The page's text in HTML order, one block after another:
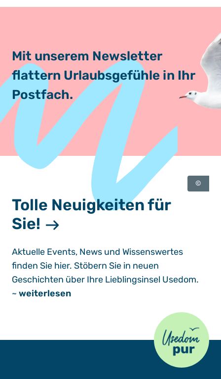
Mit unserem Newsletter
flattern Urlaubsgefühle in Ihr
Postfach.
©
Tolle Neuigkeiten für
Sie!
Aktuelle Events, News und Wissenswertes
finden Sie hier. Stöbern Sie in neuen
Geschichten über Ihre Lieblingsinsel Usedom.
~ weiterlesen
Usedom Pur